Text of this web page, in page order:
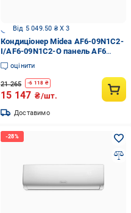
Від 5 049.50 ₴ X 3
Кондиціонер Midea AF6-09N1C2-
I/AF6-09N1C2-O панель AF6
Forest DC Inverter
оцінити
21 265 -6 118 ₴
15 147 ₴/шт.
Доставимо